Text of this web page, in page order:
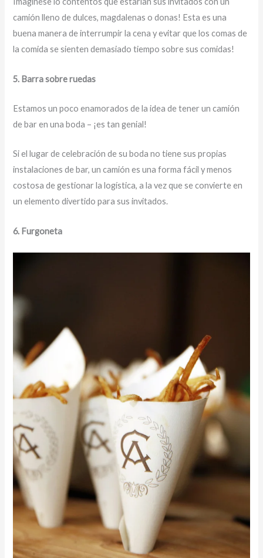
camión lleno de dulces, magdalenas o donas! Esta es una
buena manera de interrumpir la cena y evitar que los comas de
la comida se sienten demasiado tiempo sobre sus comidas!
5. Barra sobre ruedas
Estamos un poco enamorados de la idea de tener un camión
de bar en una boda – ¡es tan genial!
Si el lugar de celebración de su boda no tiene sus propias
instalaciones de bar, un camión es una forma fácil y menos
costosa de gestionar la logística, a la vez que se convierte en
un elemento divertido para sus invitados.
6. Furgoneta